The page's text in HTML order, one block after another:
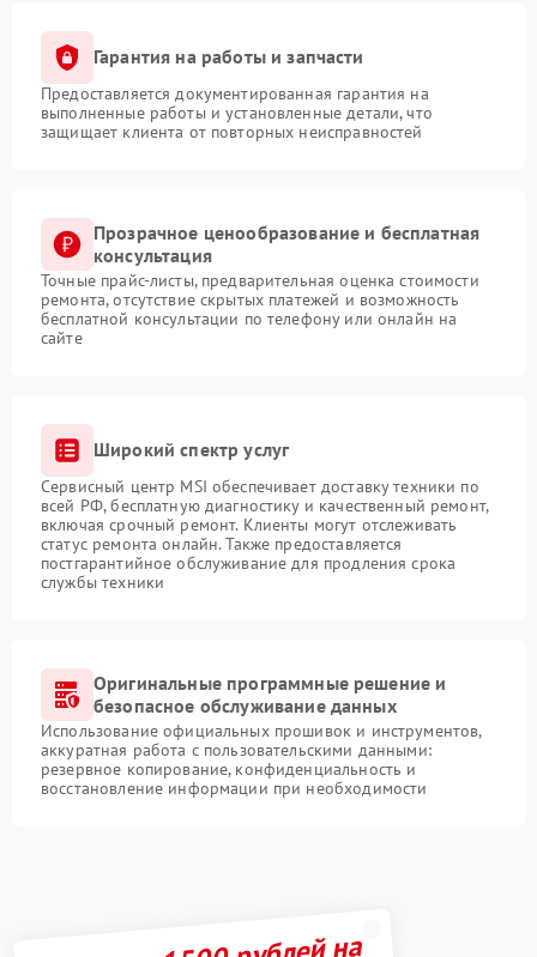
Гарантия на работы и запчасти
Предоставляется документированная гарантия на
выполненные работы и установленные детали, что
защищает клиента от повторных неисправностей
Прозрачное ценообразование и бесплатная
консультация
Точные прайс-листы, предварительная оценка стоимости
ремонта, отсутствие скрытых платежей и возможность
бесплатной консультации по телефону или онлайн на
сайте
Широкий спектр услуг
Сервисный центр MSI обеспечивает доставку техники по
всей РФ, бесплатную диагностику и качественный ремонт,
включая срочный ремонт. Клиенты могут отслеживать
статус ремонта онлайн. Также предоставляется
постгарантийное обслуживание для продления срока
службы техники
Оригинальные программные решение и
безопасное обслуживание данных
Использование официальных прошивок и инструментов,
аккуратная работа с пользовательскими данными:
резервное копирование, конфиденциальность и
восстановление информации при необходимости